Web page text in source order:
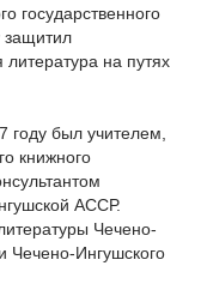
государственного
защитил
на путях
году был учителем,
книжного
АССР.
Чечено-
Чечено-Ингушского